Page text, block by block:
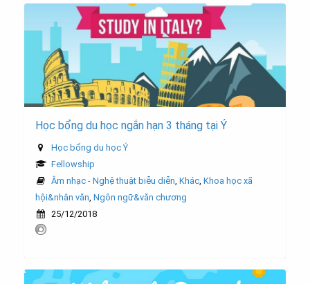
Học bổng du học ngắn hạn 3 tháng tại Ý
Học bổng du học Ý
Fellowship
Âm nhạc - Nghệ thuật biễu diễn, Khác, Khoa học xã
hội&nhân văn, Ngôn ngữ&văn chương
25/12/2018